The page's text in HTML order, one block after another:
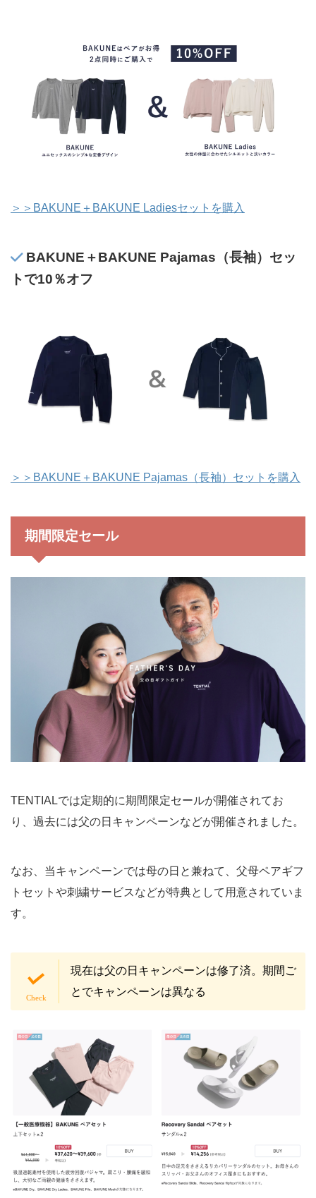
＞＞BAKUNE＋BAKUNE Ladiesセットを購入
BAKUNE＋BAKUNE Pajamas（長袖）セッ
トで10％オフ
＞＞BAKUNE＋BAKUNE Pajamas（長袖）セットを購入
期間限定セール
TENTIALでは定期的に期間限定セールが開催されてお
り、過去には父の日キャンペーンなどが開催されました。
なお、当キャンペーンでは母の日と兼ねて、父母ペアギフ
トセットや刺繍サービスなどが特典として用意されていま
す。
現在は父の日キャンペーンは修了済。期間ご
とでキャンペーンは異なる